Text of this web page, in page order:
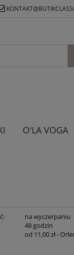
O'LA VOGA
na wyczerpaniu
48 godzin
od 11,00 zł-